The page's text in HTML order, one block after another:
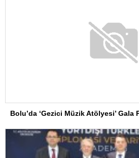
Bolu’da ‘Gezici Müzik Atölyesi’ Gala